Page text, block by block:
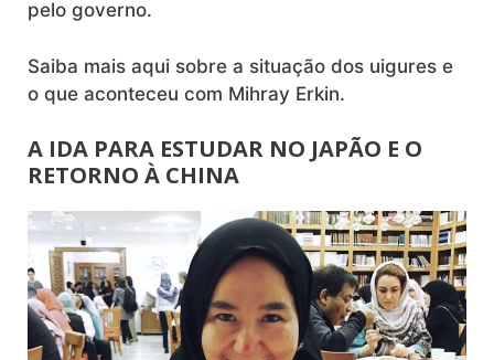
pelo governo.
Saiba mais aqui sobre a situação dos uigures e
o que aconteceu com Mihray Erkin.
A IDA PARA ESTUDAR NO JAPÃO E O
RETORNO À CHINA